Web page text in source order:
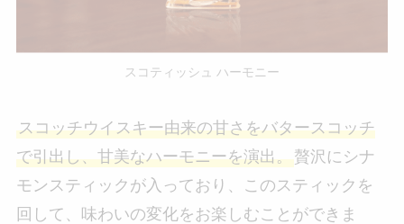
スコティッシュ ハーモニー
スコッチウイスキー由来の甘さをバタースコッチ
で引出し、甘美なハーモニーを演出。贅沢にシナ
モンスティックが入っており、このスティックを
回して、味わいの変化をお楽しむことができま